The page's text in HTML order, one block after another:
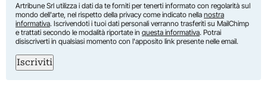
Artribune Srl utilizza i dati da te forniti per tenerti informato con regolarità sul
mondo dell'arte, nel rispetto della privacy come indicato nella nostra
informativa. Iscrivendoti i tuoi dati personali verranno trasferiti su MailChimp
e trattati secondo le modalità riportate in questa informativa. Potrai
disiscriverti in qualsiasi momento con l'apposito link presente nelle email.
Iscriviti